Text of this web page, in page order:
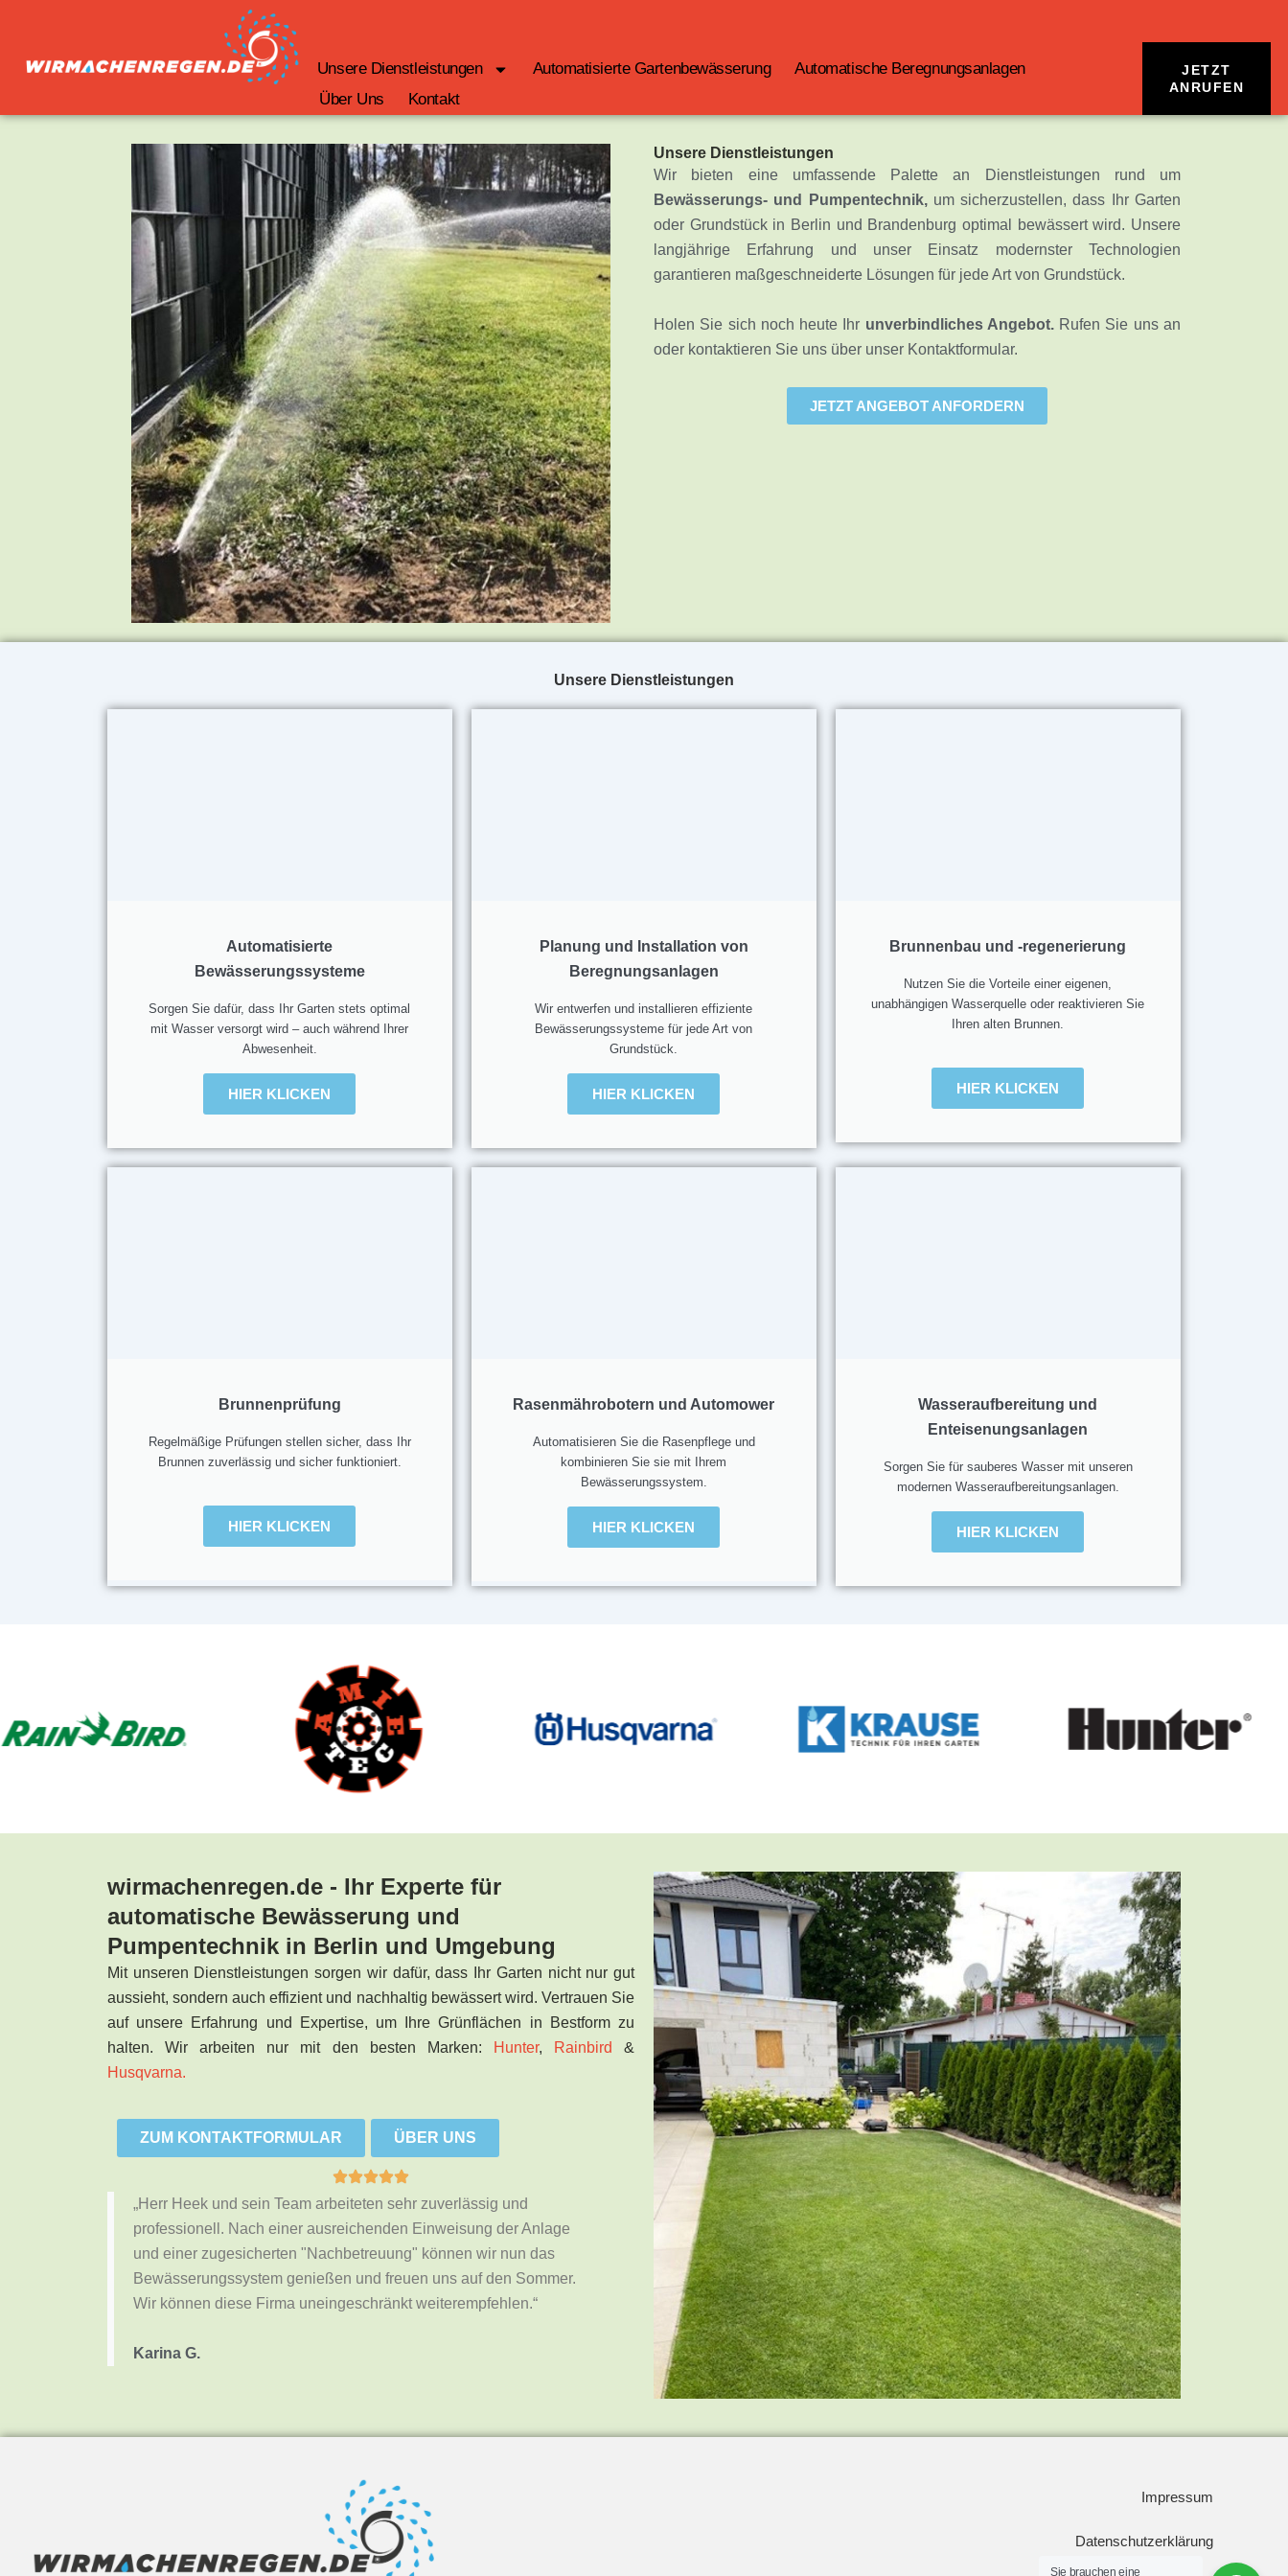
springen
Unsere Dienstleistungen Automatisierte Gartenbewässerung
Automatische Beregnungsanlagen
Über Uns
Kontakt
JETZT
ANRUFEN
Unsere Dienstleistungen
Wir bieten eine umfassende Palette an Dienstleistungen rund um
Bewässerungs- und Pumpentechnik,um sicherzustellen, dass Ihr Garten
oder Grundstück in Berlin und Brandenburg optimal bewässert wird. Unsere
langjährige Erfahrung und unser Einsatz modernster Technologien
garantieren maßgeschneiderte Lösungen für jede Art von Grundstück.
Holen Sie sich noch heute Ihr unverbindliches Angebot.Rufen Sie uns an
oder kontaktieren Sie uns über unser Kontaktformular.
JETZT ANGEBOT ANFORDERN
Unsere Dienstleistungen
Automatisierte
Bewässerungssysteme
Sorgen Sie dafür, dass Ihr Garten stets optimal
mit Wasser versorgt wird – auch während Ihrer
Abwesenheit.
HIER KLICKEN
Planung und Installation von
Beregnungsanlagen
Wir entwerfen und installieren effiziente
Bewässerungssysteme für jede Art von
Grundstück.
HIER KLICKEN
Brunnenbau und -regenerierung
Nutzen Sie die Vorteile einer eigenen,
unabhängigen Wasserquelle oder reaktivieren Sie
Ihren alten Brunnen.
HIER KLICKEN
Brunnenprüfung
Regelmäßige Prüfungen stellen sicher, dass Ihr
Brunnen zuverlässig und sicher funktioniert.
HIER KLICKEN
Rasenmährobotern und Automower
Automatisieren Sie die Rasenpflege und
kombinieren Sie sie mit Ihrem
Bewässerungssystem.
HIER KLICKEN
Wasseraufbereitung und
Enteisenungsanlagen
Sorgen Sie für sauberes Wasser mit unseren
modernen Wasserauf­bereitungs­anlagen.
HIER KLICKEN
wirmachenregen.de - Ihr Experte für
automatische Bewässerung und
Pumpentechnik in Berlin und Umgebung
Mit unseren Dienstleistungen sorgen wir dafür, dass Ihr Garten nicht nur gut
aussieht, sondern auch effizient und nachhaltig bewässert wird. Vertrauen Sie
auf unsere Erfahrung und Expertise, um Ihre Grünflächen in Bestform zu
halten. Wir arbeiten nur mit den besten Marken:
Hunter, Rainbird
&
Husqvarna.
ZUM KONTAKTFORMULAR ÜBER UNS
„Herr Heek und sein Team arbeiteten sehr zuverlässig und
professionell. Nach einer ausreichenden Einweisung der Anlage
und einer zugesicherten "Nachbetreuung" können wir nun das
Bewässerungssystem genießen und freuen uns auf den Sommer.
Wir können diese Firma uneingeschränkt weiterempfehlen.“
Karina G.
Impressum
Datenschutzerklärung
Sie brauchen eine